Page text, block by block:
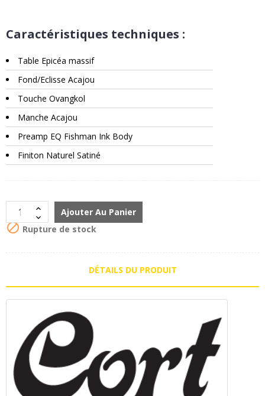
Caractéristiques techniques :
Table Epicéa massif
Fond/Eclisse Acajou
Touche Ovangkol
Manche Acajou
Preamp EQ Fishman Ink Body
Finiton Naturel Satiné
Ajouter Au Panier
 Rupture de stock
DÉTAILS DU PRODUIT